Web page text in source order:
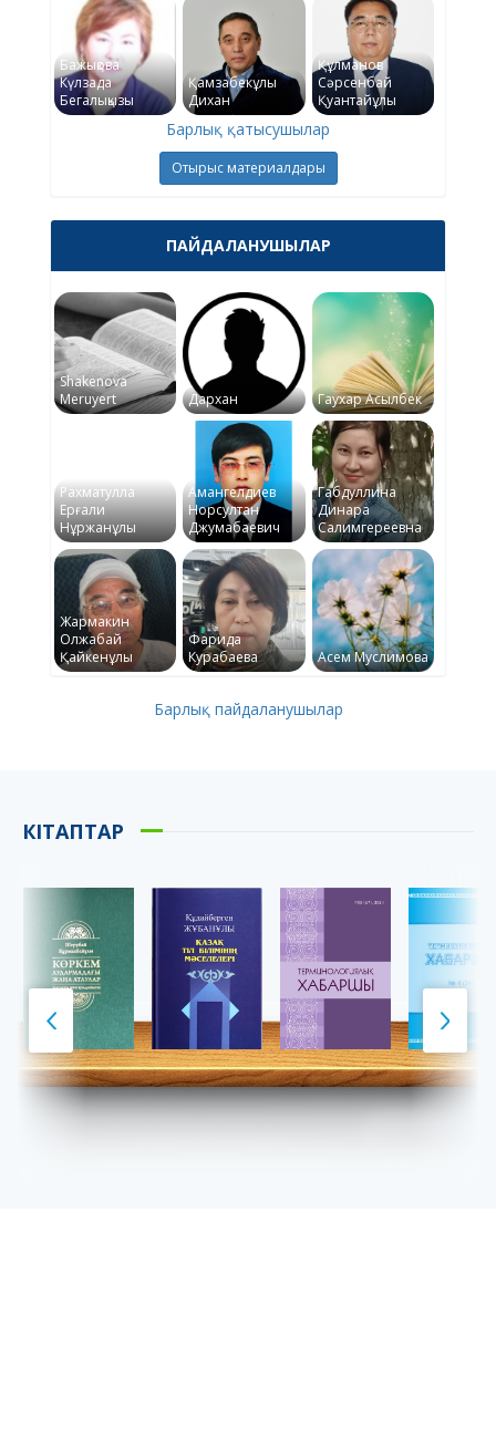
Бажықова
Күлзада
Бегалықызы
Қамзабекұлы
Дихан
Құлманов
Сәрсенбай
Қуантайұлы
Барлық қатысушылар
Отырыс материалдары
ПАЙДАЛАНУШЫЛАР
Shakenova
Meruyert
Дархан Гаухар Асылбек
Рахматулла
Ерғали
Нұржанұлы
Амангелдиев
Норсултан
Джумабаевич
Габдуллина
Динара
Салимгереевна
Жармакин
Олжабай
Қайкенұлы
Фарида
Курабаева
Асем Муслимова
Барлық пайдаланушылар
КІТАПТАР